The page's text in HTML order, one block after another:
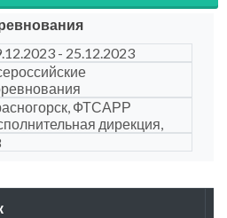
- 25.12.2023
ФТСАРР
дирекция,